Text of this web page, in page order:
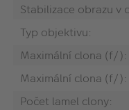
Stabilizace obrazu v
Typ objektivu:
Maximální clona (f/):
Maximální clona (f/):
Počet lamel clony: